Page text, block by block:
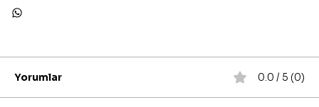
Yorumlar 0.0 / 5 (0)